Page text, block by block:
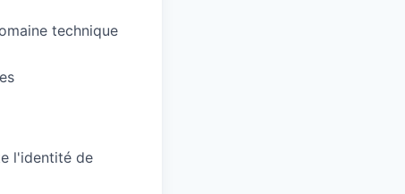
technique
l'identité de